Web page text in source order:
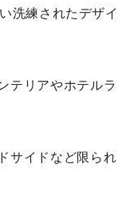
洗練されたデザイ
テリアやホテルラ
サイドなど限られ